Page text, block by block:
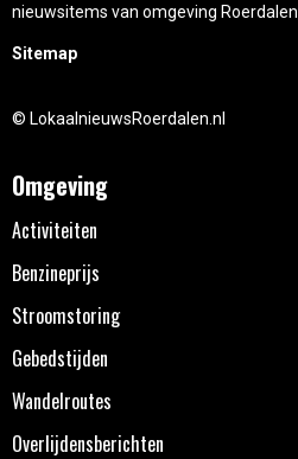
nieuwsitems van omgeving Roerdalen.
Sitemap
© LokaalnieuwsRoerdalen.nl
Omgeving
Activiteiten
Benzineprijs
Stroomstoring
Gebedstijden
Wandelroutes
Overlijdensberichten